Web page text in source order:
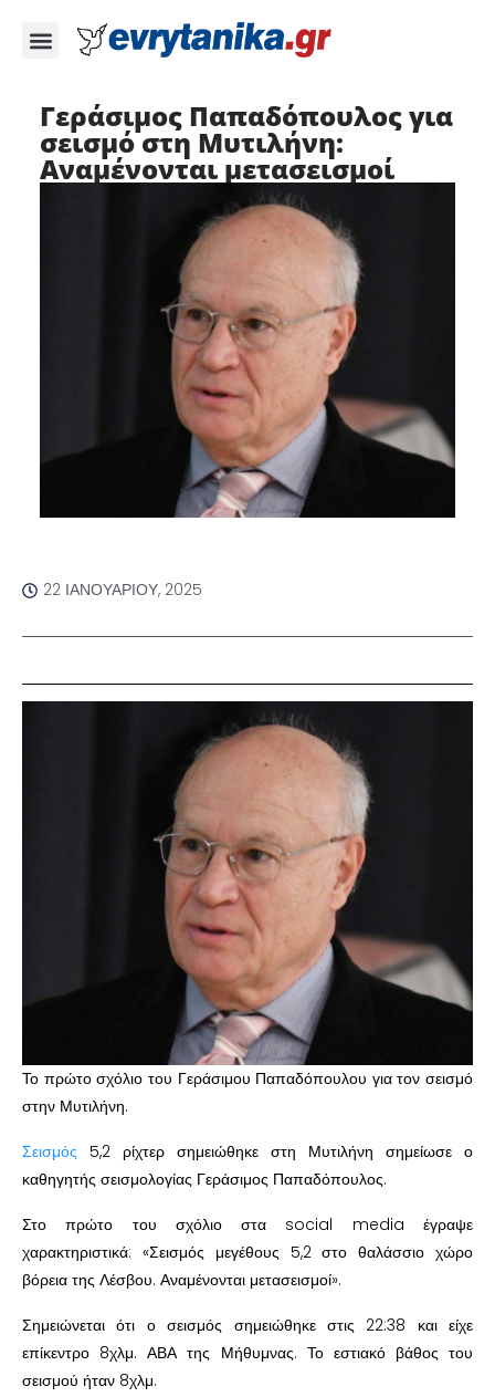
Γεράσιμος Παπαδόπουλος για
σεισμό στη Μυτιλήνη:
Αναμένονται μετασεισμοί
22 ΙΑΝΟΥΑΡΊΟΥ, 2025
Το πρώτο σχόλιο του Γεράσιμου Παπαδόπουλου για τον σεισμό
στην Μυτιλήνη.
Σεισμός 5,2 ρίχτερ σημειώθηκε στη Μυτιλήνη σημείωσε ο
καθηγητής σεισμολογίας Γεράσιμος Παπαδόπουλος.
Στο πρώτο του σχόλιο στα social media έγραψε
χαρακτηριστικά: «Σεισμός μεγέθους 5,2 στο θαλάσσιο χώρο
βόρεια της Λέσβου. Αναμένονται μετασεισμοί».
Σημειώνεται ότι ο σεισμός σημειώθηκε στις 22:38 και είχε
επίκεντρο 8χλμ. ΑΒΑ της Μήθυμνας. Το εστιακό βάθος του
σεισμού ήταν 8χλμ.